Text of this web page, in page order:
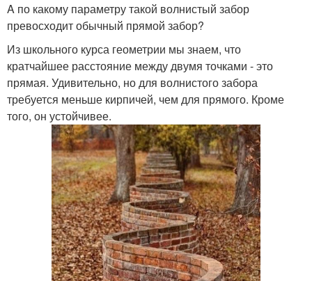
A по какому параметру такой волнистый забор
превосходит обычный прямой забор?
Из школьного курса геометрии мы знаем, что
кратчайшее расстояние между двумя точками - это
прямая. Удивительно, но для волнистого забора
требуется меньше кирпичей, чем для прямого. Кроме
того, он устойчивее.